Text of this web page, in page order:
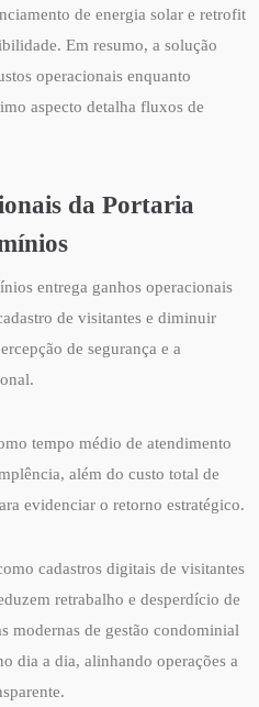
de energia solar e retrofit
Em resumo, a solução
operacionais enquanto
aspecto detalha fluxos de
da Portaria
entrega ganhos operacionais
de visitantes e diminuir
de segurança e a
tempo médio de atendimento
além do custo total de
evidenciar o retorno estratégico.
cadastros digitais de visitantes
retrabalho e desperdício de
modernas de gestão condominial
dia a dia, alinhando operações a